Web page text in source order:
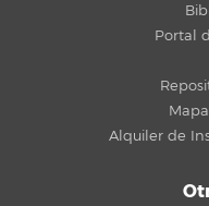
Portal
Alquiler de